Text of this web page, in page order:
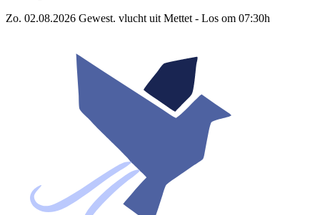
Zo. 02.08.2026 Gewest. vlucht uit Mettet - Los om 07:30h